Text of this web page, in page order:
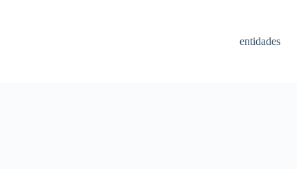
entidades